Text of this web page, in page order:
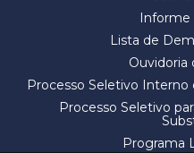
Informe
Lista de
Ouvidoria
Processo Seletivo
Processo Seletivo
Programa